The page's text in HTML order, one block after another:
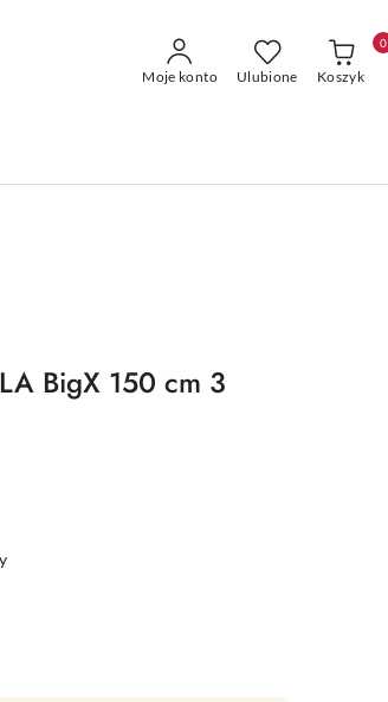
Moje konto Ulubione Koszyk
0
BigX 150 cm 3